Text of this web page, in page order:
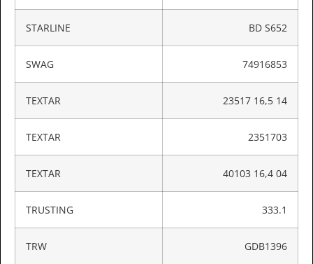
STARLINE BD S652
SWAG 74916853
TEXTAR 23517 16,5 14
TEXTAR 2351703
TEXTAR 40103 16,4 04
TRUSTING 333.1
TRW GDB1396